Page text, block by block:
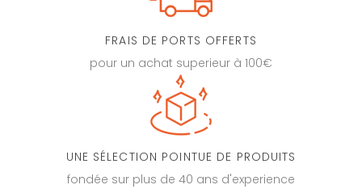
FRAIS DE PORTS OFFERTS
pour un achat superieur à 100€
UNE SÉLECTION POINTUE DE PRODUITS
fondée sur plus de 40 ans d'experience